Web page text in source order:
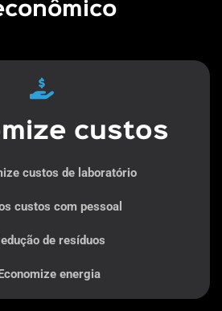
custos
custos de laboratório
custos com pessoal
de resíduos
energia